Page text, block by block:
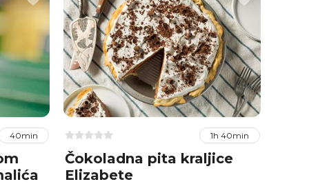
40min 1h 40min
Čokoladna pita kraljice
Elizabete